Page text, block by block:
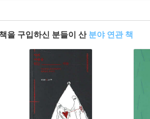
을 구입하신 분들이 산 분야 연관 책